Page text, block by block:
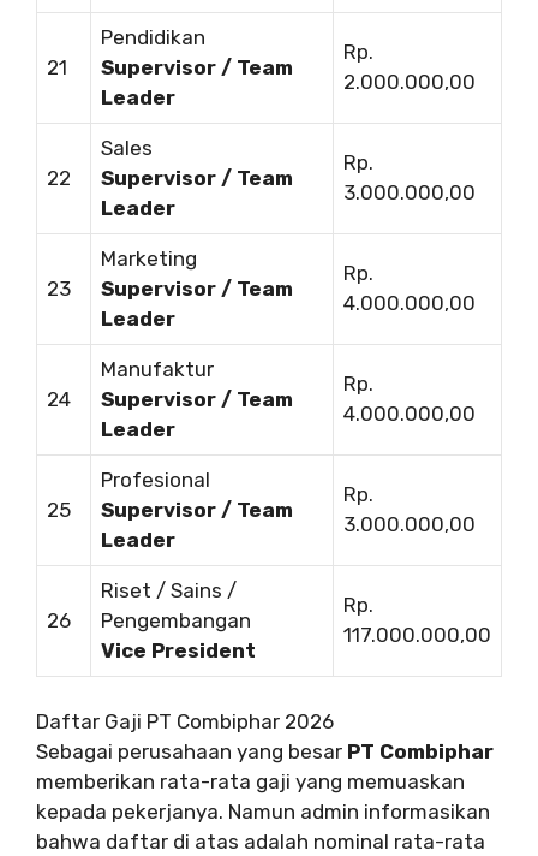
21
Pendidikan
Supervisor / Team
Leader
Rp.
2.000.000,00
22
Sales
Supervisor / Team
Leader
Rp.
3.000.000,00
23
Marketing
Supervisor / Team
Leader
Rp.
4.000.000,00
24
Manufaktur
Supervisor / Team
Leader
Rp.
4.000.000,00
25
Profesional
Supervisor / Team
Leader
Rp.
3.000.000,00
26
Riset / Sains /
Pengembangan
Vice President
Rp.
117.000.000,00
Daftar Gaji PT Combiphar 2026
Sebagai perusahaan yang besar PT Combiphar
memberikan rata-rata gaji yang memuaskan
kepada pekerjanya. Namun admin informasikan
bahwa daftar di atas adalah nominal rata-rata